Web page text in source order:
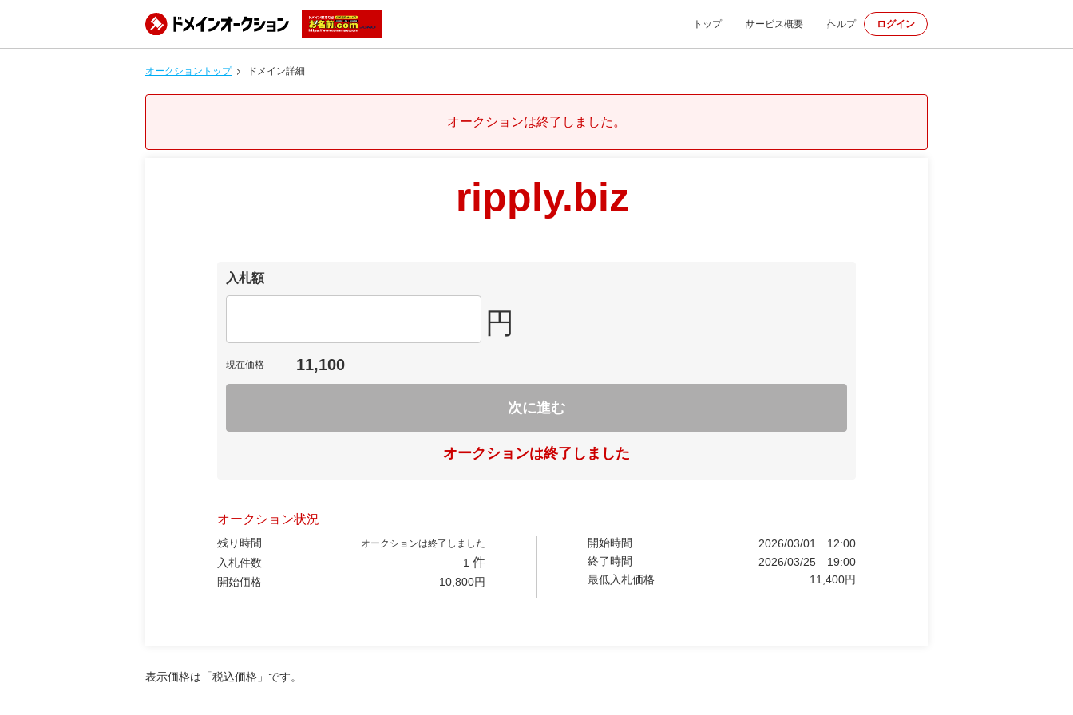
トップ サービス概要 ヘルプ ログイン
オークショントップ ドメイン詳細
オークションは終了しました。
ripply.biz
入札額
円
現在価格 11,100
次に進む
オークションは終了しました
オークション状況
残り時間 オークションは終了しました
入札件数 1 件
開始価格 10,800円
開始時間 2026/03/01
12:00
終了時間
2026/03/25
19:00
最低入札価格
11,400円
表示価格は「税込価格」です。